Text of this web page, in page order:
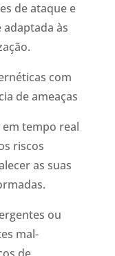
de ataque e
às
com
de ameaças
tempo real
riscos
as suas
ou
mal-